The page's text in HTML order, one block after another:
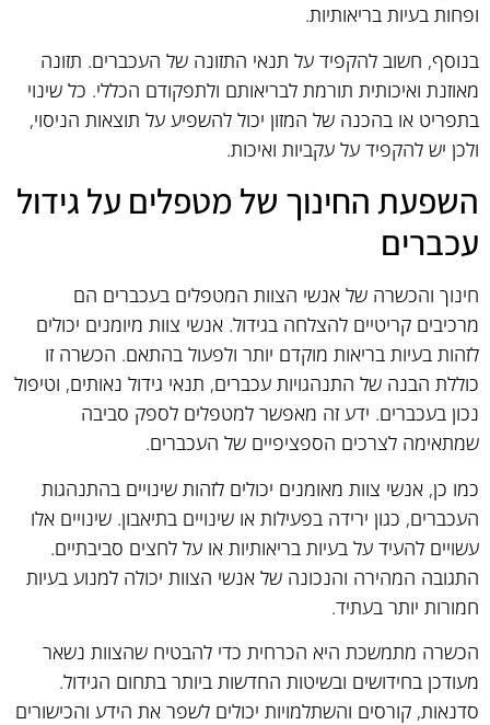
ופחות בעיות בריאותיות.
בנוסף, חשוב להקפיד על תנאי התזונה של העכברים. תזונה
מאוזנת ואיכותית תורמת לבריאותם ולתפקודם הכללי. כל שינוי
בתפריט או בהכנה של המזון יכול להשפיע על תוצאות הניסוי,
ולכן יש להקפיד על עקביות ואיכות.
השפעת החינוך של מטפלים על גידול
עכברים
חינוך והכשרה של אנשי הצוות המטפלים בעכברים הם
מרכיבים קריטיים להצלחה בגידול. אנשי צוות מיומנים יכולים
לזהות בעיות בריאות מוקדם יותר ולפעול בהתאם. הכשרה זו
כוללת הבנה של התנהגויות עכברים, תנאי גידול נאותים, וטיפול
נכון בעכברים. ידע זה מאפשר למטפלים לספק סביבה
שמתאימה לצרכים הספציפיים של העכברים.
כמו כן, אנשי צוות מאומנים יכולים לזהות שינויים בהתנהגות
העכברים, כגון ירידה בפעילות או שינויים בתיאבון. שינויים אלו
עשויים להעיד על בעיות בריאותיות או על לחצים סביבתיים.
התגובה המהירה והנכונה של אנשי הצוות יכולה למנוע בעיות
חמורות יותר בעתיד.
הכשרה מתמשכת היא הכרחית כדי להבטיח שהצוות נשאר
מעודכן בחידושים ובשיטות החדשות ביותר בתחום הגידול.
סדנאות, קורסים והשתלמויות יכולים לשפר את הידע והכישורים